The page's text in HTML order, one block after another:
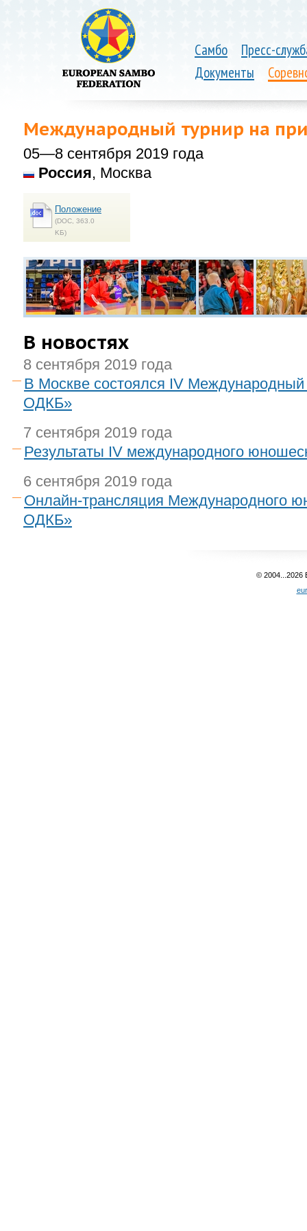
Самбо
Пресс-
Документы
Международный турнир на
05—8 сентября 2019 года
Россия, Москва
Положение
(DOC, 363.0
KБ)
В новостях
8 сентября 2019 года
В Москве состоялся IV
ОДКБ»
7 сентября 2019 года
Результаты IV международного
6 сентября 2019 года
Онлайн-трансляция Международного
ОДКБ»
© 2004...2026